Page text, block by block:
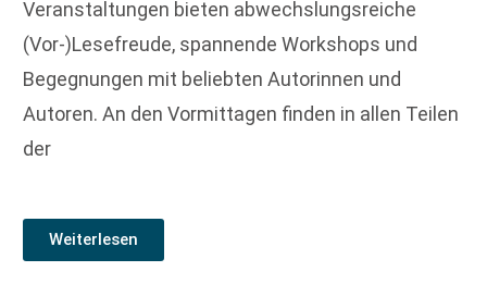
Veranstaltungen bieten abwechslungsreiche
(Vor-)Lesefreude, spannende Workshops und
Begegnungen mit beliebten Autorinnen und
Autoren. An den Vormittagen finden in allen Teilen
der
Weiterlesen